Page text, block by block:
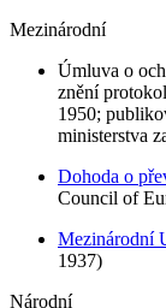
Mezinárodní
Úmluva o
znění
1950;
ministerstva
Dohoda o
Council of
Mezinárodní
1937)
Národní